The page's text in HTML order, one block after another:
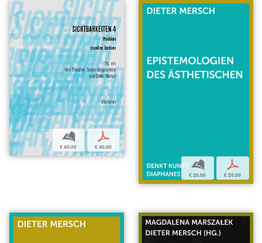
b
€ 40,00
p
€ 40,00
b
€ 20,00
p
€ 20,00